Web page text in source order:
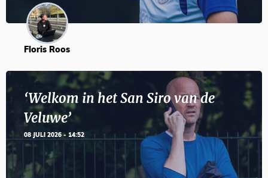
Floris Roos
‘Welkom in het San Siro van de
Veluwe’
08 JULI 2026 - 14:52